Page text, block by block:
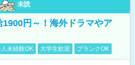
未読
1900円～！海外ドラマやア
未経験OK 大学生歓迎 ブランクOK